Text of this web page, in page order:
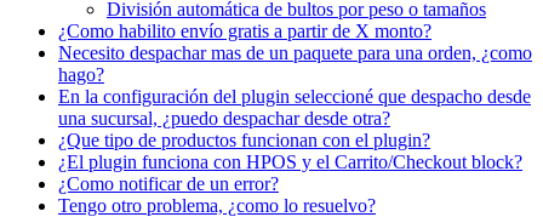
División automática de bultos por peso o tamaños
¿Como habilito envío gratis a partir de X monto?
Necesito despachar mas de un paquete para una orden, ¿como
hago?
En la configuración del plugin seleccioné que despacho desde
una sucursal, ¿puedo despachar desde otra?
¿Que tipo de productos funcionan con el plugin?
¿El plugin funciona con HPOS y el Carrito/Checkout block?
¿Como notificar de un error?
Tengo otro problema, ¿como lo resuelvo?